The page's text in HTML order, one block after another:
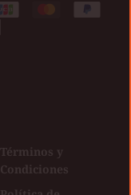
Jcb Master Paypal
Términos y
Condiciones